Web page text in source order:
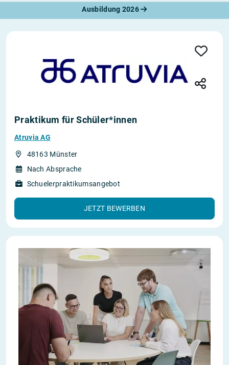
Ausbildung 2026
Praktikum für Schüler*innen
Atruvia AG
48163 Münster
Nach Absprache
Schuelerpraktikumsangebot
JETZT BEWERBEN